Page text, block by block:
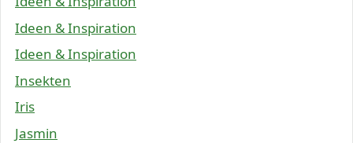
Ideen & Inspiration
Ideen & Inspiration
Insekten
Iris
Jasmin